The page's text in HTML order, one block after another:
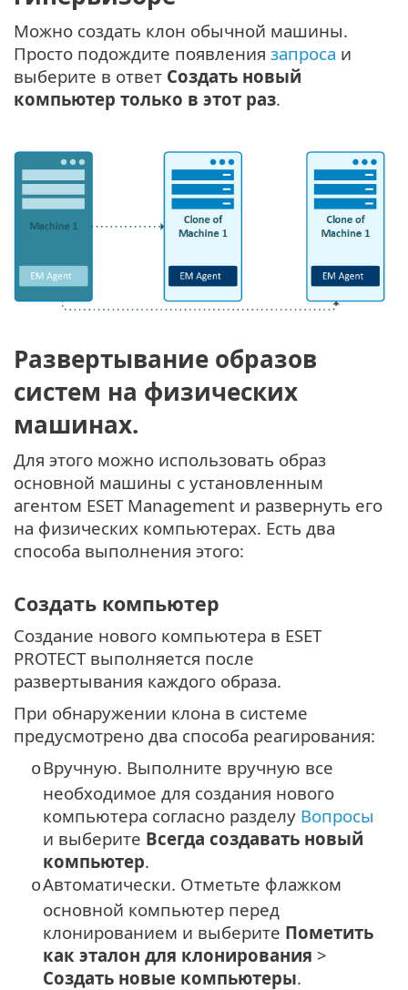
Можно создать клон обычной машины.
Просто подождите появления запроса и
выберите в ответ Создать новый
компьютер только в этот раз.
Развертывание образов
систем на физических
машинах.
Для этого можно использовать образ
основной машины с установленным
агентом ESET Management и развернуть его
на физических компьютерах. Есть два
способа выполнения этого:
Создать компьютер
Создание нового компьютера в ESET
PROTECT выполняется после
развертывания каждого образа.
При обнаружении клона в системе
предусмотрено два способа реагирования:
oВручную. Выполните вручную все
необходимое для создания нового
компьютера согласно разделу Вопросы
и выберите Всегда создавать новый
компьютер.
oАвтоматически. Отметьте флажком
основной компьютер перед
клонированием и выберите Пометить
как эталон для клонирования >
Создать новые компьютеры.